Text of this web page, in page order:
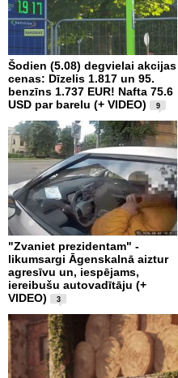
Šodien (5.08) degvielai akcijas
cenas: Dīzelis 1.817 un 95.
benzīns 1.737 EUR! Nafta 75.6
USD par barelu (+ VIDEO)
9
"Zvaniet prezidentam" -
likumsargi Āgenskalnā aiztur
agresīvu un, iespējams,
iereibušu autovadītāju (+
VIDEO)
3